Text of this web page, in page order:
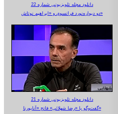
دانلود مجله تلویزیونی شماره 22
دو دیواره‌نورد فرانسوی و «ابراهیم نوتاش»
دانلود مجله تلویزیونی شماره 21
گفت‌وگو با «رضا شهلائی» فاتح «آناپورنا»